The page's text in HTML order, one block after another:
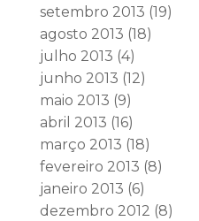
setembro 2013 (19)
agosto 2013 (18)
julho 2013 (4)
junho 2013 (12)
maio 2013 (9)
abril 2013 (16)
março 2013 (18)
fevereiro 2013 (8)
janeiro 2013 (6)
dezembro 2012 (8)